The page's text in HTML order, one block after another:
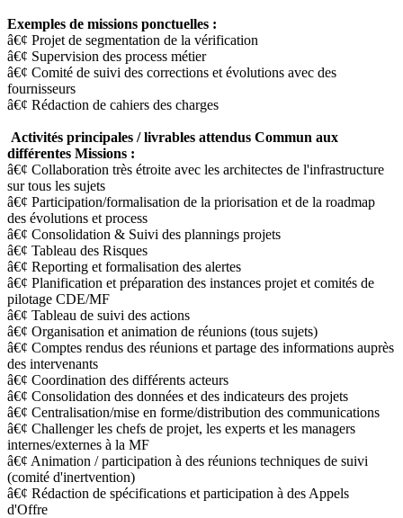
Exemples de missions ponctuelles :
â€¢ Projet de segmentation de la vérification
â€¢ Supervision des process métier
â€¢ Comité de suivi des corrections et évolutions avec des
fournisseurs
â€¢ Rédaction de cahiers des charges
Activités principales / livrables attendus Commun aux
différentes Missions :
â€¢ Collaboration très étroite avec les architectes de l'infrastructure
sur tous les sujets
â€¢ Participation/formalisation de la priorisation et de la roadmap
des évolutions et process
â€¢ Consolidation & Suivi des plannings projets
â€¢ Tableau des Risques
â€¢ Reporting et formalisation des alertes
â€¢ Planification et préparation des instances projet et comités de
pilotage CDE/MF
â€¢ Tableau de suivi des actions
â€¢ Organisation et animation de réunions (tous sujets)
â€¢ Comptes rendus des réunions et partage des informations auprès
des intervenants
â€¢ Coordination des différents acteurs
â€¢ Consolidation des données et des indicateurs des projets
â€¢ Centralisation/mise en forme/distribution des communications
â€¢ Challenger les chefs de projet, les experts et les managers
internes/externes à la MF
â€¢ Animation / participation à des réunions techniques de suivi
(comité d'inertvention)
â€¢ Rédaction de spécifications et participation à des Appels
d'Offre